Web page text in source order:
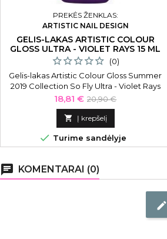
PREKĖS ŽENKLAS:
ARTISTIC NAIL DESIGN
GELIS-LAKAS ARTISTIC COLOUR
GLOSS ULTRA - VIOLET RAYS 15 ML
(0)
Gelis-lakas Artistic Colour Gloss Summer
2019 Collection So Fly Ultra - Violet Rays
ART2700233, 15 ml
Kaina
18,81 € Bazinė
kaina
20,90 €
 Į krepšelį
 Turime sandėlyje
chat KOMENTARAI (0)
edit